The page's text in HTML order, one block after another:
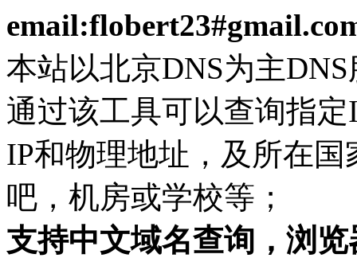
本站以北京DNS为主
通过该工具可以查询指
IP和物理地址，及所在
吧，机房或学校等；
支持中文域名查询，浏